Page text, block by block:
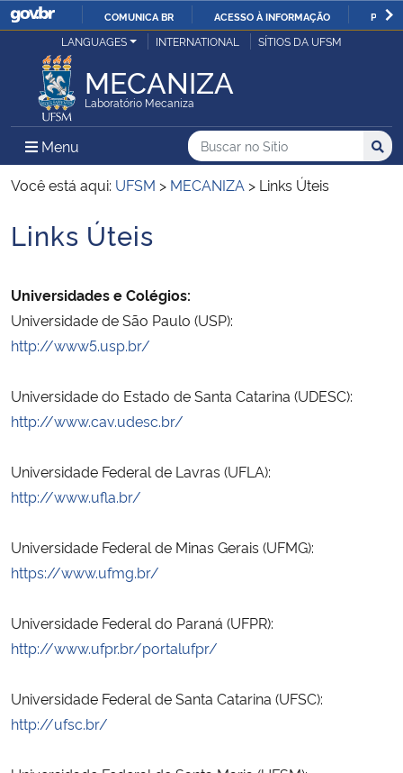
IR
O
COMUNICA BR ACESSO À INFORMAÇÃO
Ministério da Justiça e Segurança Pública
Ministério da Defesa
Ministério das Relações Exteriores
Ministério da Economia
Ministério da Agricultura, Pecuária e Abastecimento
Ministério da Cidadania
Ministério da Saúde
Ministério do Turismo
Ministério do Desenvolvimento Regional
LANGUAGES INTERNATIONAL SÍTIOS DA UFSM
MECANIZA
Laboratório Mecaniza
Menu Menu Principal do Sítio
Busca
Buscar no no Sítio
Busca:
Você está aqui: UFSM > MECANIZA > Links Úteis
Início do conteúdo
Links Úteis
Universidades e Colégios:
Universidade de São Paulo (USP):
http://www5.usp.br/
Universidade do Estado de Santa Catarina (UDESC):
http://www.cav.udesc.br/
Universidade Federal de Lavras (UFLA):
http://www.ufla.br/
Universidade Federal de Minas Gerais (UFMG):
https://www.ufmg.br/
Universidade Federal do Paraná (UFPR):
http://www.ufpr.br/portalufpr/
Universidade Federal de Santa Catarina (UFSC):
http://ufsc.br/